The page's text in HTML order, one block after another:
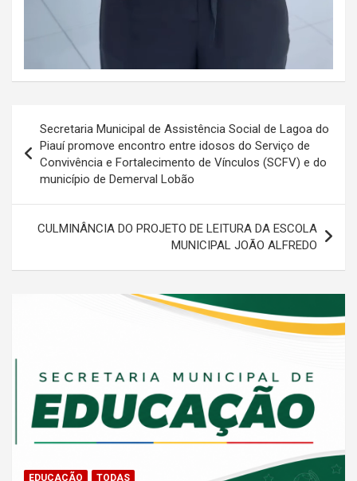
de
Post
Secretaria Municipal de Assistência Social de Lagoa do
Piauí promove encontro entre idosos do Serviço de
Convivência e Fortalecimento de Vínculos (SCFV) e do
município de Demerval Lobão
CULMINÂNCIA DO PROJETO DE LEITURA DA ESCOLA
MUNICIPAL JOÃO ALFREDO
EDUCAÇÃO TODAS